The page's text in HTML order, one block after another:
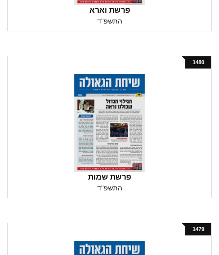
פרשת וארא
התשפ"ד
1480
פרשת שמות
התשפ"ד
1479